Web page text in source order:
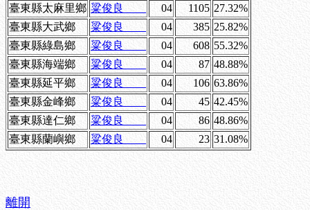
臺東縣太麻里鄉 粱俊良 04 1105 27.32%
臺東縣大武鄉
粱俊良 04 385 25.82%
臺東縣綠島鄉
粱俊良 04 608 55.32%
臺東縣海端鄉
粱俊良 04 87 48.88%
臺東縣延平鄉
粱俊良 04 106 63.86%
臺東縣金峰鄉
粱俊良 04 45 42.45%
臺東縣達仁鄉
粱俊良 04 86 48.86%
臺東縣蘭嶼鄉
粱俊良 04 23 31.08%
離開